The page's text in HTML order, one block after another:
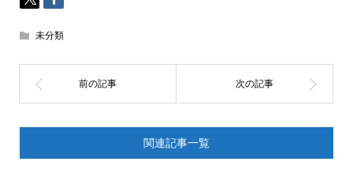
未分類
関連記事一覧